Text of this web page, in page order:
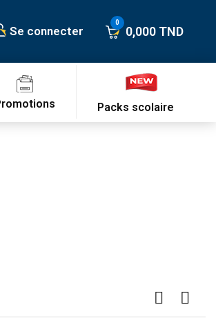
Se connecter 0,000 TND
Packs scolaire